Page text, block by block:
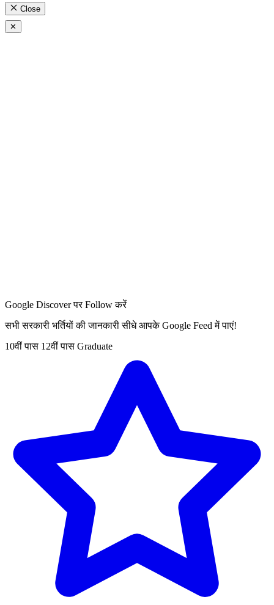
Close
✕
Google Discover पर Follow करें
सभी सरकारी भर्तियों की जानकारी सीधे आपके Google Feed में पाएं!
10वीं पास 12वीं पास Graduate